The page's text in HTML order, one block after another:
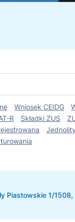
Wniosek CEIDG
R
Składki ZUS
1/